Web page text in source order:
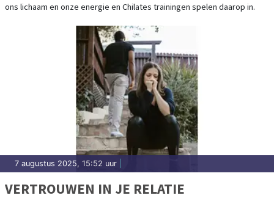
ons lichaam en onze energie en Chilates trainingen spelen daarop in.
7 augustus 2025, 15:52 uur
VERTROUWEN IN JE RELATIE